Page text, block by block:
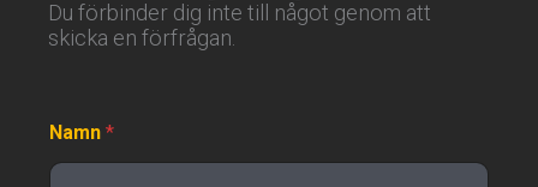
Du förbinder dig inte till något genom att
skicka en förfrågan.
Namn *